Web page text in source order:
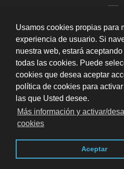
Usamos cookies propias para
experiencia de usuario. Si
nuestra web, estará
todas las cookies. Puede
cookies que desea aceptar
política de cookies para
las que Usted desee.
Más información y activar/
cookies
Aceptar
619
"Arreglaron todos los
residencia. Muy buenos
valoración10
Enviar
Domingo Ram 26 local, 50017
LSSI · Política de cookies ·